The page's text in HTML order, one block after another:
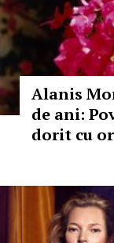
Alanis
de ani:
dorit cu